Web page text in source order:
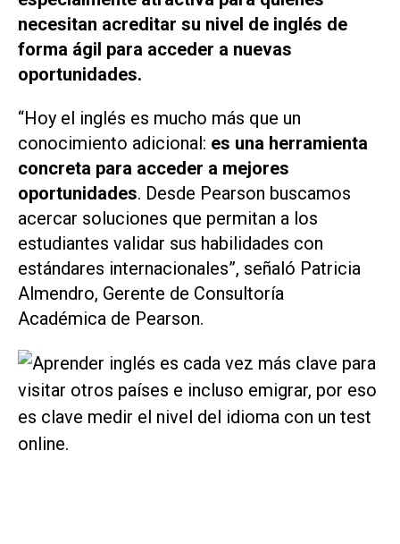
necesitan acreditar su nivel de inglés de
forma ágil para acceder a nuevas
oportunidades.
“Hoy el inglés es mucho más que un
conocimiento adicional: es una herramienta
concreta para acceder a mejores
oportunidades. Desde Pearson buscamos
acercar soluciones que permitan a los
estudiantes validar sus habilidades con
estándares internacionales”, señaló Patricia
Almendro, Gerente de Consultoría
Académica de Pearson.